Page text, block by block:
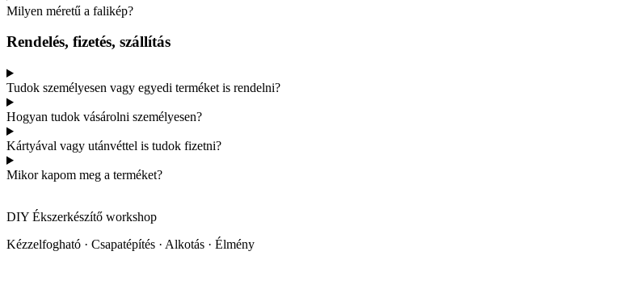
Milyen méretű a falikép?
Rendelés, fizetés, szállítás
Tudok személyesen vagy egyedi terméket is rendelni?
Hogyan tudok vásárolni személyesen?
Kártyával vagy utánvéttel is tudok fizetni?
Mikor kapom meg a terméket?
DIY Ékszerkészítő workshop
Kézzelfogható · Csapatépítés · Alkotás · Élmény